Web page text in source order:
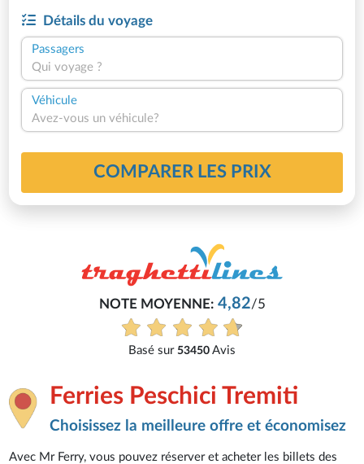
Détails du voyage
Passagers
Qui voyage ?
Véhicule
Avez-vous un véhicule?
COMPARER LES PRIX
NOTE MOYENNE:4,82/5
Basé sur 53450 Avis
Ferries Peschici Tremiti
Choisissez la meilleure offre et économisez
Avec Mr Ferry, vous pouvez réserver et acheter les billets des